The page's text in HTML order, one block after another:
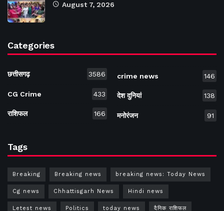
August 7, 2026
Categories
छत्तीसगढ़ 3586
CG Crime 433
राशिफल 166
crime news 146
देश दुनियां 138
मनोरंजन 91
Tags
Breaking Breaking news breaking news: Today News
Cg news Chhattisgarh News Hindi news
Letest news Politics today news दैनिक राशिफल